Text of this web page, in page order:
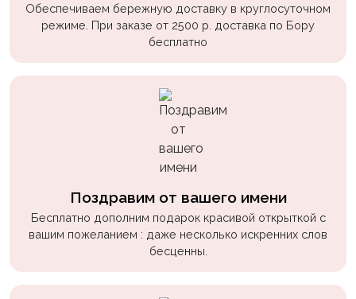
Обеспечиваем бережную доставку в круглосуточном
режиме. При заказе от 2500 р. доставка по Бору
бесплатно
Поздравим от вашего имени
Бесплатно дополним подарок красивой открыткой с
вашим пожеланием : даже несколько искренних слов
бесценны.